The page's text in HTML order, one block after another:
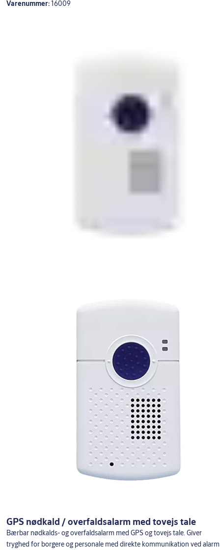
Varenummer:16009
GPS nødkald / overfaldsalarm med tovejs tale
Bærbar nødkalds- og overfaldsalarm med GPS og tovejs tale. Giver
tryghed for borgere og personale med direkte kommunikation ved alarm